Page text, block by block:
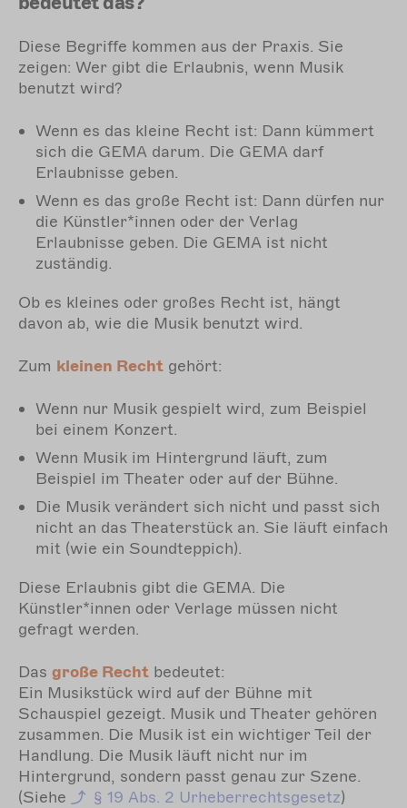
Diese Begriffe kommen aus der Praxis. Sie
zeigen: Wer gibt die Erlaubnis, wenn Musik
benutzt wird?
Wenn es das kleine Recht ist: Dann kümmert
sich die GEMA darum. Die GEMA darf
Erlaubnisse geben.
Wenn es das große Recht ist: Dann dürfen nur
die Künstler*innen oder der Verlag
Erlaubnisse geben. Die GEMA ist nicht
zuständig.
Ob es kleines oder großes Recht ist, hängt
davon ab, wie die Musik benutzt wird.
Zum kleinen Recht gehört:
Wenn nur Musik gespielt wird, zum Beispiel
bei einem Konzert.
Wenn Musik im Hintergrund läuft, zum
Beispiel im Theater oder auf der Bühne.
Die Musik verändert sich nicht und passt sich
nicht an das Theaterstück an. Sie läuft einfach
mit (wie ein Soundteppich).
Diese Erlaubnis gibt die GEMA. Die
Künstler*innen oder Verlage müssen nicht
gefragt werden.
Das große Recht bedeutet:
Ein Musikstück wird auf der Bühne mit
Schauspiel gezeigt. Musik und Theater gehören
zusammen. Die Musik ist ein wichtiger Teil der
Handlung. Die Musik läuft nicht nur im
Hintergrund, sondern passt genau zur Szene.
(Siehe
§ 19 Abs. 2 Urheberrechtsgesetz)